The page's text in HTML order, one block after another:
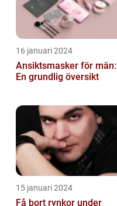
16 januari 2024
Ansiktsmasker för män:
En grundlig översikt
15 januari 2024
Få bort rynkor under